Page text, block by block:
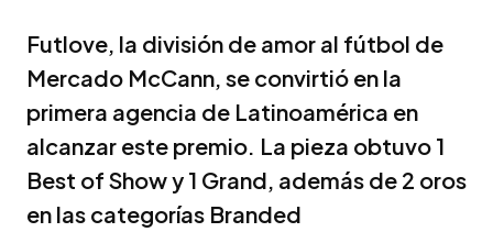
Futlove, la división de amor al fútbol de
Mercado McCann, se convirtió en la
primera agencia de Latinoamérica en
alcanzar este premio. La pieza obtuvo 1
Best of Show y 1 Grand, además de 2 oros
en las categorías Branded